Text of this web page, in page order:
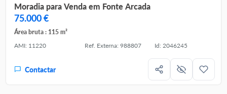
Moradia para Venda em Fonte Arcada
75.000 €
Área bruta : 115 m²
AMI: 11220
Ref. Externa: 988807 Id: 2046245
Contactar